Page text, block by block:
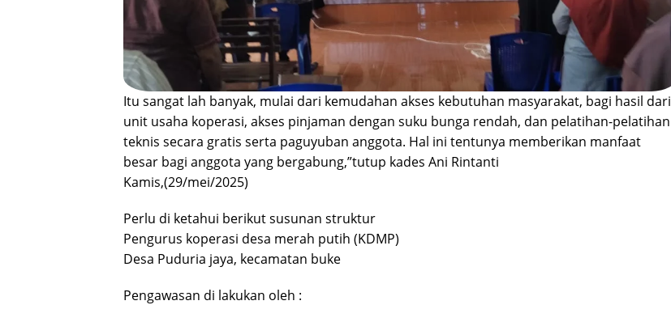
Itu sangat lah banyak, mulai dari kemudahan akses kebutuhan masyarakat, bagi hasil dari
unit usaha koperasi, akses pinjaman dengan suku bunga rendah, dan pelatihan-pelatihan
teknis secara gratis serta paguyuban anggota. Hal ini tentunya memberikan manfaat
besar bagi anggota yang bergabung,”tutup kades Ani Rintanti
Kamis,(29/mei/2025)
Perlu di ketahui berikut susunan struktur
Pengurus koperasi desa merah putih (KDMP)
Desa Puduria jaya, kecamatan buke
Pengawasan di lakukan oleh :